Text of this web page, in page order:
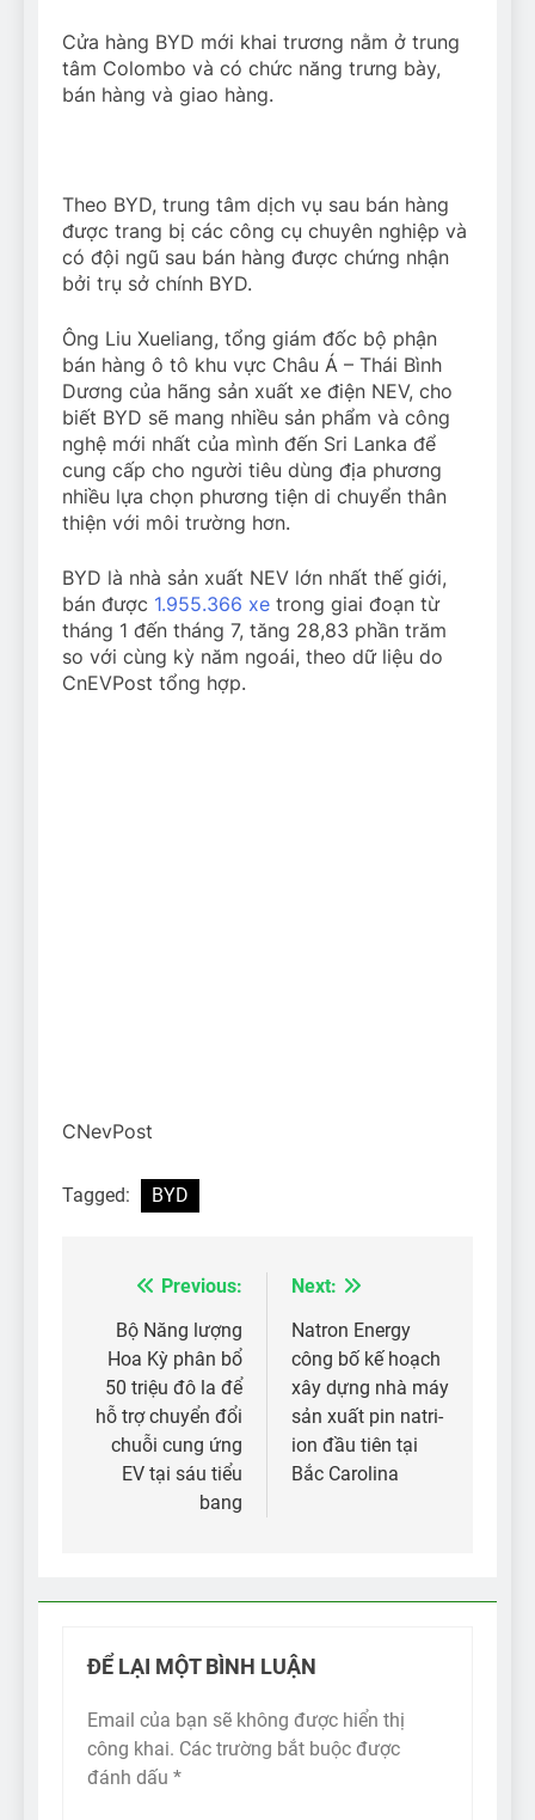
Cửa hàng BYD mới khai trương nằm ở trung
tâm Colombo và có chức năng trưng bày,
bán hàng và giao hàng.
Theo BYD, trung tâm dịch vụ sau bán hàng
được trang bị các công cụ chuyên nghiệp và
có đội ngũ sau bán hàng được chứng nhận
bởi trụ sở chính BYD.
Ông Liu Xueliang, tổng giám đốc bộ phận
bán hàng ô tô khu vực Châu Á – Thái Bình
Dương của hãng sản xuất xe điện NEV, cho
biết BYD sẽ mang nhiều sản phẩm và công
nghệ mới nhất của mình đến Sri Lanka để
cung cấp cho người tiêu dùng địa phương
nhiều lựa chọn phương tiện di chuyển thân
thiện với môi trường hơn.
BYD là nhà sản xuất NEV lớn nhất thế giới,
bán được 1.955.366 xe trong giai đoạn từ
tháng 1 đến tháng 7, tăng 28,83 phần trăm
so với cùng kỳ năm ngoái, theo dữ liệu do
CnEVPost tổng hợp.
CNevPost
Tagged: BYD
Điều
hướng
bài
viết
Previous:
Bộ Năng lượng
Hoa Kỳ phân bổ
50 triệu đô la để
hỗ trợ chuyển đổi
chuỗi cung ứng
EV tại sáu tiểu
bang
Next:
Natron Energy
công bố kế hoạch
xây dựng nhà máy
sản xuất pin natri-
ion đầu tiên tại
Bắc Carolina
ĐỂ LẠI MỘT BÌNH LUẬN
Email của bạn sẽ không được hiển thị
công khai. Các trường bắt buộc được
đánh dấu *